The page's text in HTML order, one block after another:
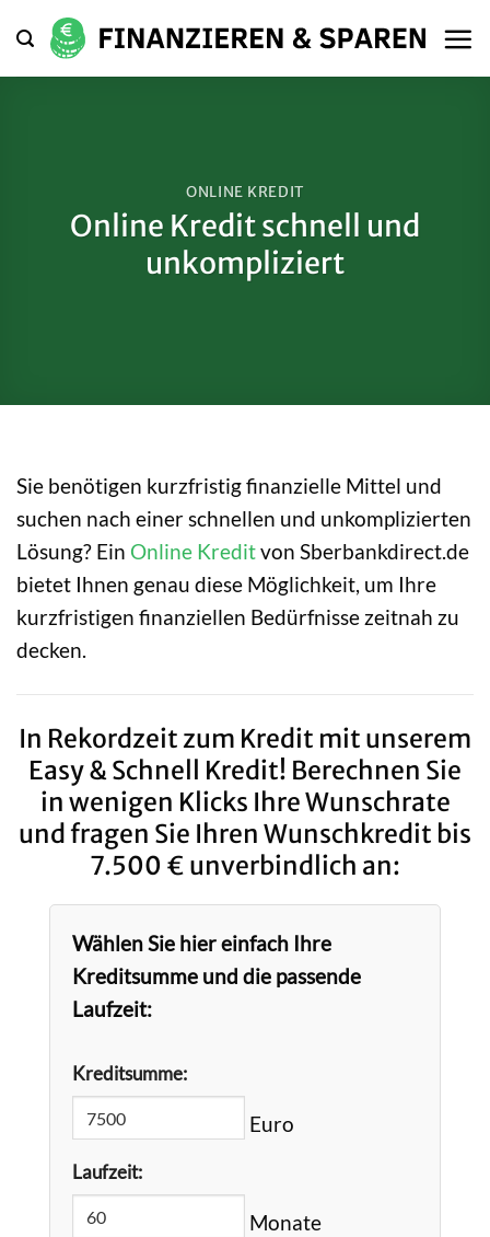
Inhalt
springen
ONLINE KREDIT
Online Kredit schnell und
unkompliziert
Sie benötigen kurzfristig finanzielle Mittel und
suchen nach einer schnellen und unkomplizierten
Lösung? Ein Online Kreditvon Sberbankdirect.de
bietet Ihnen genau diese Möglichkeit, um Ihre
kurzfristigen finanziellen Bedürfnisse zeitnah zu
decken.
In Rekordzeit zum Kredit mit unserem
Easy & Schnell Kredit! Berechnen Sie
in wenigen Klicks Ihre Wunschrate
und fragen Sie Ihren Wunschkredit bis
7.500 € unverbindlich an:
Wählen Sie hier einfach Ihre
Kreditsumme und die passende
Laufzeit:
Kreditsumme:
Euro
Laufzeit:
Monate